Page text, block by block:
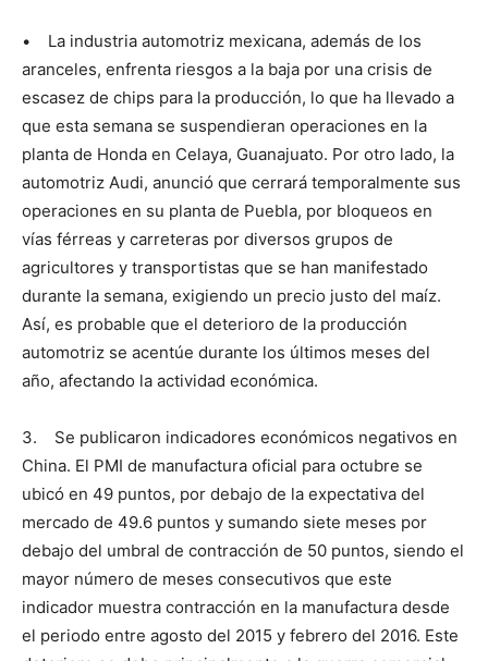
• La industria automotriz mexicana, además de los
aranceles, enfrenta riesgos a la baja por una crisis de
escasez de chips para la producción, lo que ha llevado a
que esta semana se suspendieran operaciones en la
planta de Honda en Celaya, Guanajuato. Por otro lado, la
automotriz Audi, anunció que cerrará temporalmente sus
operaciones en su planta de Puebla, por bloqueos en
vías férreas y carreteras por diversos grupos de
agricultores y transportistas que se han manifestado
durante la semana, exigiendo un precio justo del maíz.
Así, es probable que el deterioro de la producción
automotriz se acentúe durante los últimos meses del
año, afectando la actividad económica.
3. Se publicaron indicadores económicos negativos en
China. El PMI de manufactura oficial para octubre se
ubicó en 49 puntos, por debajo de la expectativa del
mercado de 49.6 puntos y sumando siete meses por
debajo del umbral de contracción de 50 puntos, siendo el
mayor número de meses consecutivos que este
indicador muestra contracción en la manufactura desde
el periodo entre agosto del 2015 y febrero del 2016. Este